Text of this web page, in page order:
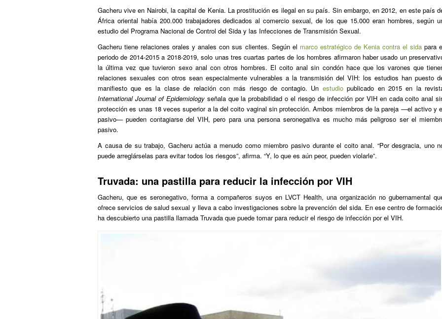
Gacheru vive en Nairobi, la capital de Kenia. La prostitución es ilegal en su país. Sin embargo, en 2012, en este país
África oriental había 200.000 trabajadores dedicados al comercio sexual, de los que 15.000 eran hombres, según
estudio del Programa Nacional de Control del Sida y las Infecciones de Transmisión Sexual.
Gacheru tiene relaciones orales y anales con sus clientes. Según el marco estratégico de Kenia contra el sida para
periodo de 2014-2015 a 2018-2019, solo unas tres cuartas partes de los hombres afirmaron haber usado un
la última vez que tuvieron sexo anal con otros hombres. El coito anal sin condón hace que los varones que
relaciones sexuales con otros sean especialmente vulnerables a la transmisión del VIH: los estudios han puesto
manifiesto que es la clase de relación con más riesgo de contagio. Un estudiopublicado en 2015 en la
International Journal of Epidemiologyseñala que la probabilidad o el riesgo de infección por VIH en cada coito anal
protección es unas 18 veces superior a la del coito vaginal sin protección. Ambos miembros de la pareja —el activo y
pasivo— pueden contagiarse del VIH, pero para una persona seronegativa es mucho más peligroso ser el
pasivo.
A causa de su trabajo, Gacheru actúa a menudo como miembro pasivo durante el coito anal. “Por desgracia, uno
puede arreglárselas para evitar todos los riesgos”, afirma. “Y, lo que es aún peor, pueden violarle”.
Truvada: una pastilla para reducir la infección por VIH
Gacheru, que es seronegativo, forma a compañeros suyos en LVCT Health, una organización no gubernamental
ofrece servicios de salud sexual y lleva a cabo investigaciones sobre la prevención del sida. En ese centro de
ha descubierto una pastilla llamada Truvada que puede tomar para reducir el riesgo de infección por el VIH.